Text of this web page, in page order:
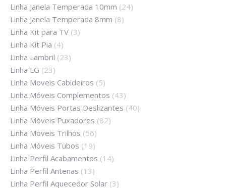
Linha Janela Temperada 10mm (24)
Linha Janela Temperada 8mm (8)
Linha Kit para TV (3)
Linha Kit Pia (4)
Linha Lambril (23)
Linha LG (23)
Linha Moveis Cabideiros (5)
Linha Móveis Complementos (43)
Linha Móveis Portas Deslizantes (40)
Linha Móveis Puxadores (82)
Linha Moveis Trilhos (56)
Linha Móveis Tubos (19)
Linha Perfil Acabamentos (14)
Linha Perfil Antenas (13)
Linha Perfil Aquecedor Solar (3)